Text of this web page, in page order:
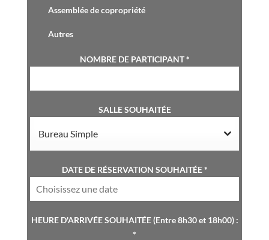
Assemblée de copropriété
Autres
NOMBRE DE PARTICIPANT*
SALLE SOUHAITÉE
Bureau Simple
DATE DE RÉSERVATION SOUHAITÉE*
HEURE D'ARRIVÉE SOUHAITÉE (Entre 8h30 et 18h00) :
*